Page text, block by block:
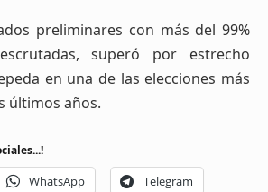
preliminares con más del 99%
superó por estrecho
en una de las elecciones más
últimos años.
WhatsApp Telegram